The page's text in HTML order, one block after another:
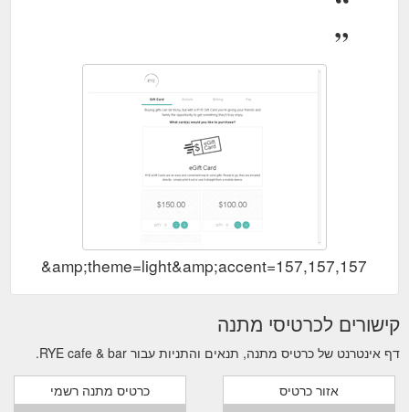
קישורים לכרטיסי מתנה
דף אינטרנט של כרטיס מתנה, תנאים והתניות עבור RYE cafe & bar.
כרטיס מתנה רשמי אזור כרטיס